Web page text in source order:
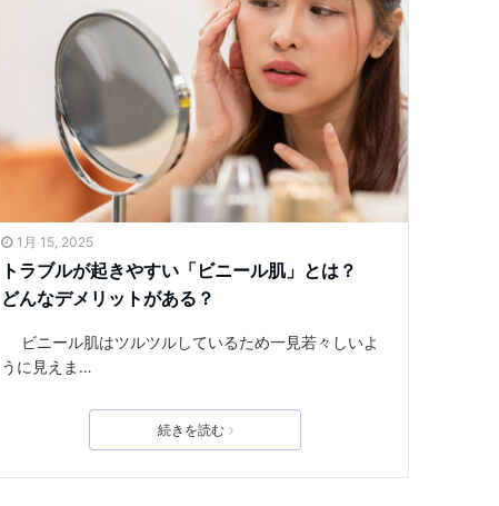
1月 15, 2025
トラブルが起きやすい「ビニール肌」とは？
どんなデメリットがある？
ビニール肌はツルツルしているため一見若々しいよ
うに見えま…
続きを読む